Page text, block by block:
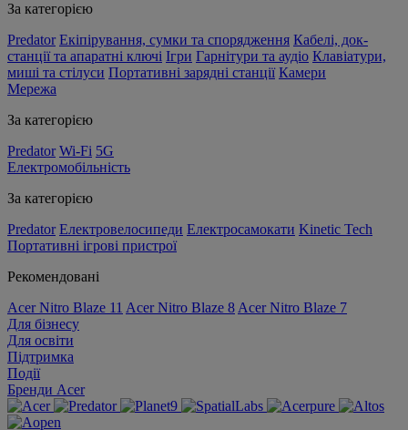
За категорією
Predator Екіпірування, сумки та спорядження Кабелі, док-
станції та апаратні ключі Ігри Гарнітури та аудіо Клавіатури,
миші та стілуси Портативні зарядні станції Камери
Мережа
За категорією
Predator Wi-Fi 5G
Електромобільність
За категорією
Predator Електровелосипеди Електросамокати Kinetic Tech
Портативні ігрові пристрої
Рекомендовані
Acer Nitro Blaze 11 Acer Nitro Blaze 8 Acer Nitro Blaze 7
Для бізнесу
Для освіти
Підтримка
Події
Бренди Acer